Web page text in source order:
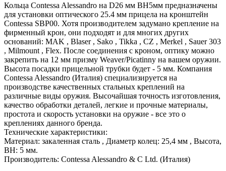
Кольца Contessa Alessandro на D26 мм BH5мм предназначены
для установки оптического 25.4 мм прицела на кронштейн
Contessa SBP00. Хотя производителем задумано крепление на
фирменный крон, они подходят и для многих других
оснований: MAK , Blaser , Sako , Tikka , CZ , Merkel , Sauer 303
, Milmount , Flex. После соединения с кроном, оптику можно
закрепить на 12 мм призму Weaver/Picatinny на вашем оружии.
Высота посадки прицельной трубки будет - 5 мм. Компания
Contessa Alessandro (Италия) специализируется на
производстве качественных стальных креплений на
различные виды оружия. Высочайшая точность изготовления,
качество обработки деталей, легкие и прочные материалы,
простота и скорость установки на оружие - все это о
креплениях данного бренда.
Технические характеристики:
Материал: закаленная сталь , Диаметр колец: 25,4 мм , Высота,
ВН: 5 мм.
Производитель: Contessa Alessandro & C Ltd. (Италия)